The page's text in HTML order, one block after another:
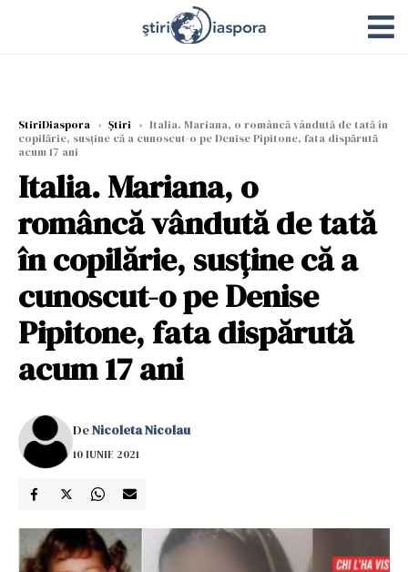
StiriDiaspora › Știri › Italia. Mariana, o româncă vândută de tată în
copilărie, susține că a cunoscut-o pe Denise Pipitone, fata dispărută
acum 17 ani
Italia. Mariana, o
româncă vândută de tată
în copilărie, susține că a
cunoscut-o pe Denise
Pipitone, fata dispărută
acum 17 ani
DeNicoleta Nicolau
10 IUNIE 2021